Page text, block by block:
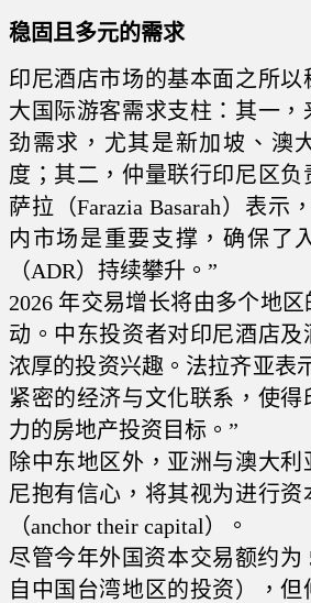
稳固且多元的需求
印尼酒店市场的基本面之所以
大国际游客需求支柱：其一，
劲需求，尤其是新加坡、澳
度；其二，仲量联行印尼区负
萨拉（Farazia Basarah）表示
内市场是重要支撑，确保了
（ADR）持续攀升。”
2026 年交易增长将由多个地
动。中东投资者对印尼酒店及
浓厚的投资兴趣。法拉齐亚表
紧密的经济与文化联系，使得
力的房地产投资目标。”
除中东地区外，亚洲与澳大
尼抱有信心，将其视为进行资
（anchor their capital）。
尽管今年外国资本交易额约为
自中国台湾地区的投资），